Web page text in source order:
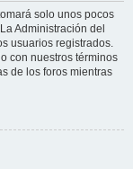
solo unos pocos
Administración del
usuarios registrados.
con nuestros términos
de los foros mientras